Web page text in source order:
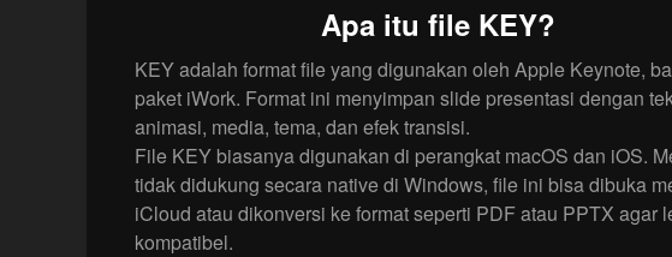
Apa itu file KEY?
KEY adalah format file yang digunakan oleh Apple Keynote,
paket iWork. Format ini menyimpan slide presentasi dengan
animasi, media, tema, dan efek transisi.
File KEY biasanya digunakan di perangkat macOS dan iOS.
tidak didukung secara native di Windows, file ini bisa dibuka
iCloud atau dikonversi ke format seperti PDF atau PPTX agar
kompatibel.